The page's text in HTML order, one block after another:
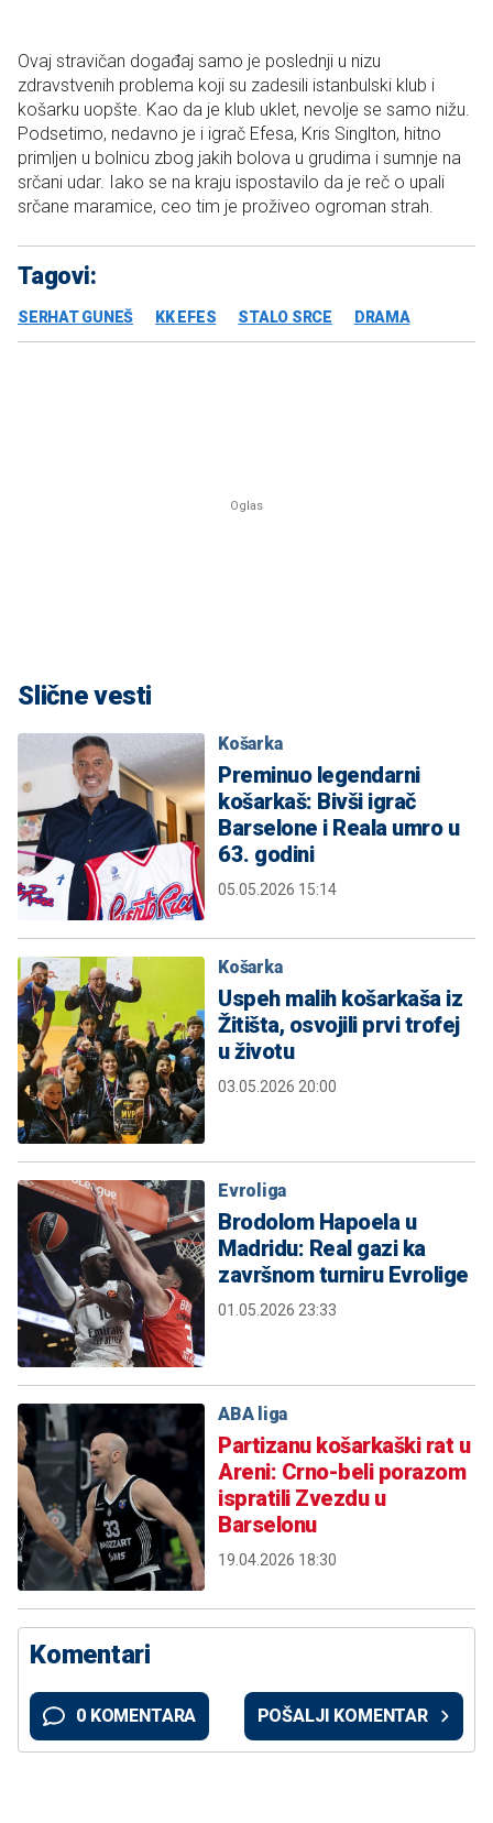
Ovaj stravičan događaj samo je poslednji u nizu
zdravstvenih problema koji su zadesili istanbulski klub i
košarku uopšte. Kao da je klub uklet, nevolje se samo nižu.
Podsetimo, nedavno je i igrač Efesa, Kris Singlton, hitno
primljen u bolnicu zbog jakih bolova u grudima i sumnje na
srčani udar. Iako se na kraju ispostavilo da je reč o upali
srčane maramice, ceo tim je proživeo ogroman strah.
Tagovi:
SERHAT GUNEŠ KK EFES STALO SRCE DRAMA
Slične vesti
Košarka
Preminuo legendarni
košarkaš: Bivši igrač
Barselone i Reala umro u
63. godini
05.05.2026 15:14
Košarka
Uspeh malih košarkaša iz
Žitišta, osvojili prvi trofej
u životu
03.05.2026 20:00
Evroliga
Brodolom Hapoela u
Madridu: Real gazi ka
završnom turniru Evrolige
01.05.2026 23:33
ABA liga
Partizanu košarkaški rat u
Areni: Crno-beli porazom
ispratili Zvezdu u
Barselonu
19.04.2026 18:30
Komentari
0 KOMENTARA POŠALJI KOMENTAR